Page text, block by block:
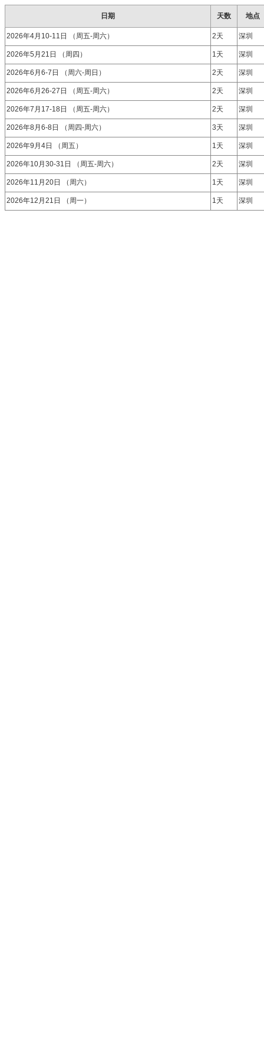
日期 天数 地点
2026年4月10-11日 （周五-周六） 2天 深圳
2026年5月21日 （周四） 1天 深圳
2026年6月6-7日 （周六-周日） 2天 深圳
2026年6月26-27日 （周五-周六） 2天 深圳
2026年7月17-18日 （周五-周六） 2天 深圳
2026年8月6-8日 （周四-周六） 3天 深圳
2026年9月4日 （周五） 1天 深圳
2026年10月30-31日 （周五-周六） 2天 深圳
2026年11月20日 （周六） 1天 深圳
2026年12月21日 （周一） 1天 深圳